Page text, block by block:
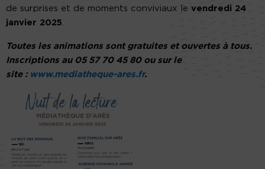
de surprises et de moments conviviaux le vendredi 24
janvier 2025.
Toutes les animations sont gratuites et ouvertes à tous.
Inscriptions au 05 57 70 45 80 ou sur le
site : www.mediatheque-ares.fr.